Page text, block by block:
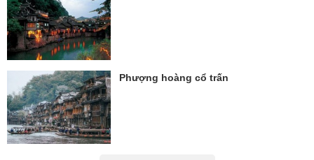
Phượng hoàng cổ trấn